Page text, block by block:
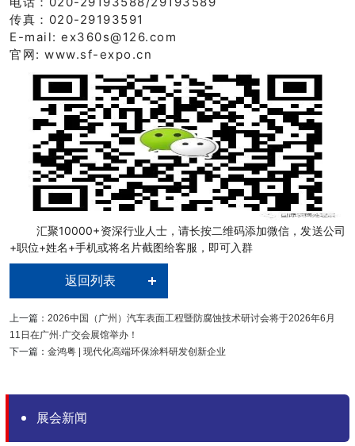
传真：020-29193591
E-mail: ex360s@126.com
官网: www.sf-expo.cn
汇聚10000+资深行业人士，请长按二维码添加微信，发送公司
+职位+姓名+手机或将名片截图给客服，即可入群
返回列表
上一篇：2026中国（广州）汽车表面工程暨防腐蚀技术研讨会将于2026年6月
11日在广州·广交会展馆举办！
下一篇：金鸿粤 | 现代化高端环保涂料研发创新企业
展会新闻